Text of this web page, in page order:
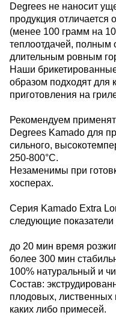
Degrees не наносит
продукция отличается
(менее 100 грамм на
теплоотдачей, полным
длительным ровным
Наши
образом подходят для
приготовления на
Рекомендуем
Degrees Kamado для
сильного,
250-800°C.
Незаменимы при
хосперах.
Серия Kamado Extra
следующие показатели
до 20 мин время
более 300 мин
100% натуральный и
Состав:
плодовых, лиственных
каких либо